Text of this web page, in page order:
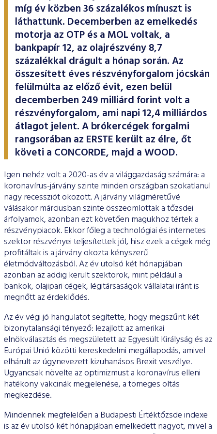
ESG Útmutató
míg év közben 36 százalékos mínuszt is
láthattunk. Decemberben az emelkedés
motorja az OTP és a MOL voltak, a
bankpapír 12, az olajrészvény 8,7
százalékkal drágult a hónap során. Az
összesített éves részvényforgalom jócskán
felülmúlta az előző évit, ezen belül
decemberben 249 milliárd forint volt a
részvényforgalom, ami napi 12,4 milliárdos
átlagot jelent. A brókercégek forgalmi
rangsorában az ERSTE került az élre, őt
követi a CONCORDE, majd a WOOD.
Igen nehéz volt a 2020-as év a világgazdaság számára: a
koronavírus-járvány szinte minden országban szokatlanul
nagy recessziót okozott. A járvány világméretűvé
válásakor márciusban szinte összeomlottak a tőzsdei
árfolyamok, azonban ezt követően magukhoz tértek a
részvénypiacok. Ekkor főleg a technológiai és internetes
szektor részvényei teljesítettek jól, hisz ezek a cégek még
profitáltak is a járvány okozta kényszerű
életmódváltozásból. Az év utolsó két hónapjában
azonban az addig került szektorok, mint például a
bankok, olajipari cégek, légitársaságok vállalatai iránt is
megnőtt az érdeklődés.
Az év végi jó hangulatot segítette, hogy megszűnt két
bizonytalansági tényező: lezajlott az amerikai
elnökválasztás és megszületett az Egyesült Királyság és az
Európai Unió közötti kereskedelmi megállapodás, amivel
elhárult az úgynevezett kizuhanásos Brexit veszélye.
Ugyancsak növelte az optimizmust a koronavírus elleni
hatékony vakcinák megjelenése, a tömeges oltás
megkezdése.
Mindennek megfelelően a Budapesti Értéktőzsde indexe
is az év utolsó két hónapjában emelkedett nagyot, mivel a